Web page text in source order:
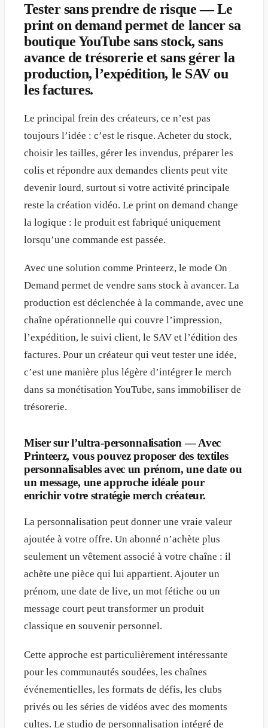
Tester sans prendre de risque — Le
print on demand permet de lancer sa
boutique YouTube sans stock, sans
avance de trésorerie et sans gérer la
production, l’expédition, le SAV ou
les factures.
Le principal frein des créateurs, ce n’est pas
toujours l’idée : c’est le risque. Acheter du stock,
choisir les tailles, gérer les invendus, préparer les
colis et répondre aux demandes clients peut vite
devenir lourd, surtout si votre activité principale
reste la création vidéo. Le print on demand change
la logique : le produit est fabriqué uniquement
lorsqu’une commande est passée.
Avec une solution comme Printeerz, le mode On
Demand permet de vendre sans stock à avancer. La
production est déclenchée à la commande, avec une
chaîne opérationnelle qui couvre l’impression,
l’expédition, le suivi client, le SAV et l’édition des
factures. Pour un créateur qui veut tester une idée,
c’est une manière plus légère d’intégrer le merch
dans sa monétisation YouTube, sans immobiliser de
trésorerie.
Miser sur l’ultra-personnalisation — Avec
Printeerz, vous pouvez proposer des textiles
personnalisables avec un prénom, une date ou
un message, une approche idéale pour
enrichir votre stratégie merch créateur.
La personnalisation peut donner une vraie valeur
ajoutée à votre offre. Un abonné n’achète plus
seulement un vêtement associé à votre chaîne : il
achète une pièce qui lui appartient. Ajouter un
prénom, une date de live, un mot fétiche ou un
message court peut transformer un produit
classique en souvenir personnel.
Cette approche est particulièrement intéressante
pour les communautés soudées, les chaînes
événementielles, les formats de défis, les clubs
privés ou les séries de vidéos avec des moments
cultes. Le studio de personnalisation intégré de